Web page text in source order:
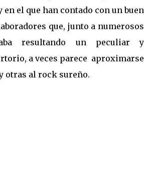
en el que han contado con un buen
que, junto a numerosos
resultando un peculiar y
a veces parece aproximarse
otras al rock sureño.